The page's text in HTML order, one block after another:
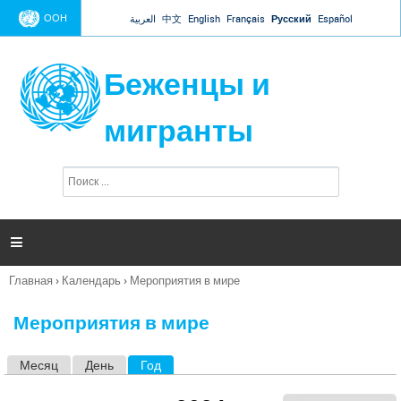
Jump to navigation
ООН العربية 中文 English Français Русский Español
Беженцы и
мигранты
п
и

Вы
Главная › Календарь › Мероприятия в мире
Мероприятия в мире
Месяц День Год